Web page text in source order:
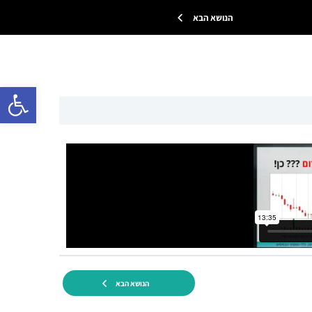
הנושא הבא
הנושא הבא